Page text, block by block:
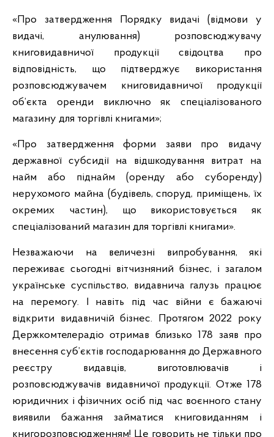
«Про затвердження Порядку видачі (відмови у
видачі, анулювання) розповсюджувачу
книговидавничої продукції свідоцтва про
відповідність, що підтверджує використання
розповсюджувачем книговидавничої продукції
об’єкта оренди виключно як спеціалізованого
магазину для торгівлі книгами»;
«Про затвердження форми заяви про видачу
державної субсидії на відшкодування витрат на
найм або піднайм (оренду або суборенду)
нерухомого майна (будівель, споруд, приміщень, їх
окремих частин), що використовується як
спеціалізований магазин для торгівлі книгами».
Незважаючи на величезні випробування, які
переживає сьогодні вітчизняний бізнес, і загалом
українське суспільство, видавнича галузь працює
на перемогу. І навіть під час війни є бажаючі
відкрити видавничій бізнес. Протягом 2022 року
Держкомтелерадіо отримав близько 178 заяв про
внесення суб’єктів господарювання до Державного
реєстру видавців, виготовлювачів і
розповсюджувачів видавничої продукції. Отже 178
юридичних і фізичних осіб під час воєнного стану
виявили бажання займатися книговиданням і
книгорозповсюдженням! Це говорить не тільки про